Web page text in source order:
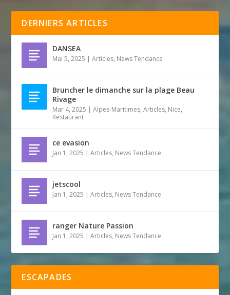
DERNIERS ARTICLES
DANSEA
Mai 5, 2025 |Articles, News Tendance
Bruncher le dimanche sur la plage Beau
Rivage
Mar 4, 2025 |Alpes-Maritimes,Articles, Nice,
Restaurant
ce evasion
Jan 1, 2025 |Articles, News Tendance
jetscool
Jan 1, 2025 |Articles, News Tendance
ranger Nature Passion
Jan 1, 2025 |Articles, News Tendance
ESCAPADES